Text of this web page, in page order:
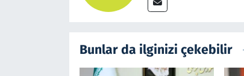
Bunlar da ilginizi çekebilir